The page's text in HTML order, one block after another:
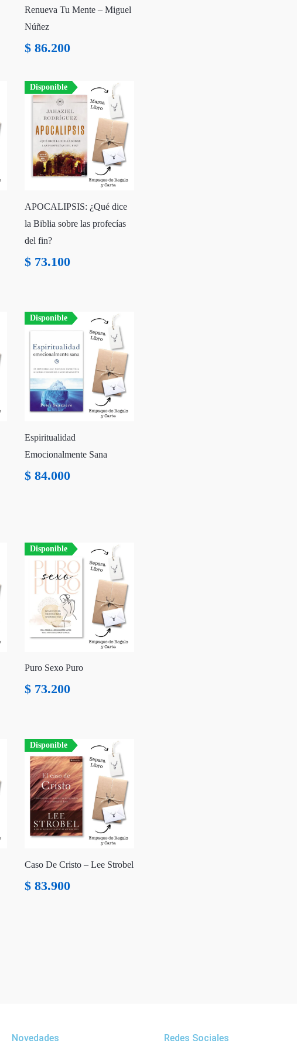
Renueva Tu Mente – Miguel
Núñez
$ 86.200
Disponible
APOCALIPSIS: ¿Qué dice
la Biblia sobre las profecías
del fin?
$ 73.100
Disponible
Espiritualidad
Emocionalmente Sana
$ 84.000
Disponible
Puro Sexo Puro
$ 73.200
Disponible
Caso De Cristo – Lee Strobel
$ 83.900
Novedades Redes Sociales